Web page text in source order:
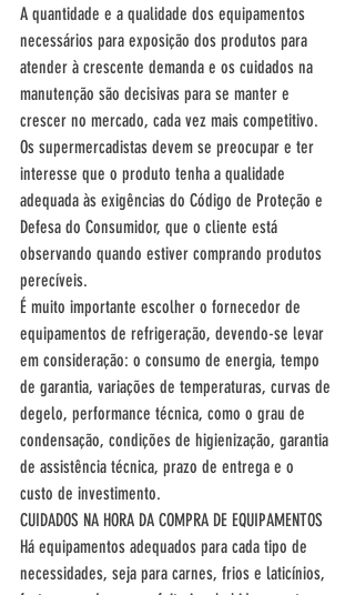
A quantidade e a qualidade dos equipamentos
necessários para exposição dos produtos para
atender à crescente demanda e os cuidados na
manutenção são decisivas para se manter e
crescer no mercado, cada vez mais competitivo.
Os supermercadistas devem se preocupar e ter
interesse que o produto tenha a qualidade
adequada às exigências do Código de Proteção e
Defesa do Consumidor, que o cliente está
observando quando estiver comprando produtos
perecíveis.
É muito importante escolher o fornecedor de
equipamentos de refrigeração, devendo-se levar
em consideração: o consumo de energia, tempo
de garantia, variações de temperaturas, curvas de
degelo, performance técnica, como o grau de
condensação, condições de higienização, garantia
de assistência técnica, prazo de entrega e o
custo de investimento.
CUIDADOS NA HORA DA COMPRA DE EQUIPAMENTOS
Há equipamentos adequados para cada tipo de
necessidades, seja para carnes, frios e laticínios,